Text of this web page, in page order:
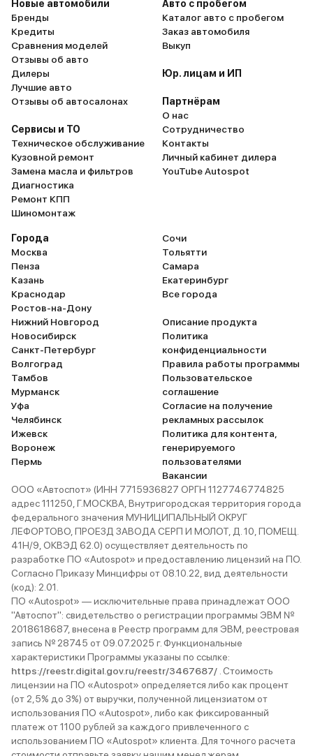
Новые автомобили
Бренды
Кредиты
Сравнения моделей
Отзывы об авто
Дилеры
Лучшие авто
Отзывы об автосалонах
Сервисы и ТО
Техническое обслуживание
Кузовной ремонт
Замена масла и фильтров
Диагностика
Ремонт КПП
Шиномонтаж
Авто с пробегом
Каталог авто с пробегом
Заказ автомобиля
Выкуп
Юр. лицам и ИП
Партнёрам
О нас
Сотрудничество
Контакты
Личный кабинет дилера
YouTube Autospot
Города
Москва
Пенза
Казань
Краснодар
Ростов-на-Дону
Нижний Новгород
Новосибирск
Санкт-Петербург
Волгоград
Тамбов
Мурманск
Уфа
Челябинск
Ижевск
Воронеж
Пермь
Сочи
Тольятти
Самара
Екатеринбург
Все города
Описание продукта
Политика
конфиденциальности
Правила работы программы
Пользовательское
соглашение
Согласие на получение
рекламных рассылок
Политика для контента,
генерируемого
пользователями
Вакансии
ООО «Автоспот» (ИНН 7715936827 ОРГН 1127746774825
адрес 111250, Г.МОСКВА, Внутригородская территория города
федерального значения МУНИЦИПАЛЬНЫЙ ОКРУГ
ЛЕФОРТОВО, ПРОЕЗД ЗАВОДА СЕРП И МОЛОТ, Д. 10, ПОМЕЩ.
41Н/9, ОКВЭД 62.0) осуществляет деятельность по
разработке ПО «Autospot» и предоставлению лицензий на ПО.
Согласно Приказу Минцифры от 08.10.22, вид деятельности
(код): 2.01.
ПО «Autospot» — исключительные права принадлежат ООО
"Автоспот": свидетельство о регистрации программы ЭВМ №
2018618687, внесена в Реестр программ для ЭВМ, реестровая
запись № 28745 от 09.07.2025 г. Функциональные
характеристики Программы указаны по ссылке:
https://reestr.digital.gov.ru/reestr/3467687/ . Стоимость
лицензии на ПО «Autospot» определяется либо как процент
(от 2,5% до 3%) от выручки, полученной лицензиатом от
использования ПО «Autospot», либо как фиксированный
платеж от 1100 рублей за каждого привлеченного с
использованием ПО «Autospot» клиента. Для точного расчета